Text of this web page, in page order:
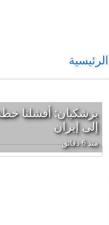
بزشكيان: أفشلنا
إلى إيران
منذ 6 دقائق